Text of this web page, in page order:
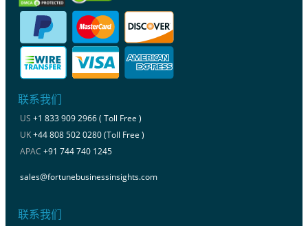
联系我们
US +1 833 909 2966 ( Toll Free )
UK+44 808 502 0280 (Toll Free )
APAC +91 744 740 1245
sales@fortunebusinessinsights.com
联系我们